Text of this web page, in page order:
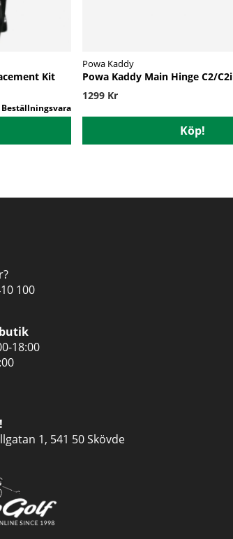
Kit
Powa Kaddy
Powa Kaddy Main Hinge C2/C2i
1299 Kr
Köp!
100
18:00
1, 541 50 Skövde